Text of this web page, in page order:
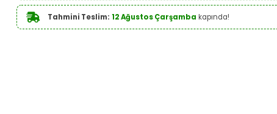
Tahmini Teslim: 12 Ağustos Çarşamba kapında!